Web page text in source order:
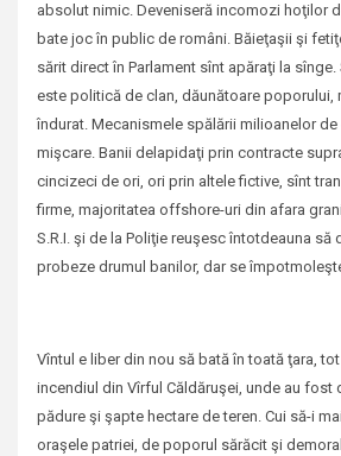
absolut nimic. Deveniseră incomozi hoţilor
bate joc în public de români. Băieţaşii şi
sărit direct în Parlament sînt apăraţi la sînge.
este politică de clan, dăunătoare poporului,
îndurat. Mecanismele spălării milioanelor
mişcare. Banii delapidaţi prin contracte
cincizeci de ori, ori prin altele fictive, sînt
firme, majoritatea offshore-uri din afara
S.R.I. şi de la Poliţie reuşesc întotdeauna să
probeze drumul banilor, dar se
Vîntul e liber din nou să bată în toată ţara,
incendiul din Vîrful Căldăruşei, unde au fost
pădure şi şapte hectare de teren. Cui să-i
oraşele patriei, de poporul sărăcit şi